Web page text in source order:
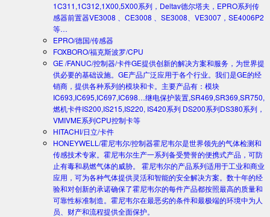
1C311,1C312,1X00,5X00系列，Deltav德尔塔夫，EPRO系列传
感器前置器VE3008 、CE3008 、SE3008、VE3007，SE4006P2
等…
EPRO/德国/传感器
FOXBORO/福克斯波罗/CPU
GE /FANUC/控制器/卡件GE提供创新的解决方案和服务，为世界提
供必要的基础设施。GE产品广泛应用于各个行业。我们是GE的经
销商，提供各种系列的模块和卡。主要产品有：模块
IC693,IC695,IC697,IC698…继电保护装置,SR469,SR369,SR750,
燃机卡件IS200,IS215,IS220, IS420系列 DS200系列DS380系列，
VMIVME系列CPU控制卡等
HITACHI/日立/卡件
HONEYWELL/霍尼韦尔/控制器霍尼韦尔是世界领先的气体检测和
传感技术专家。霍尼韦尔生产一系列备受赞誉的便携式产品，可防
止有毒和易燃气体的威胁。 霍尼韦尔的产品系列适用于工业和商业
应用，可为各种气体提供灵活和智能的安全解决方案。数十年的经
验和对创新的承诺确保了霍尼韦尔的每件产品都按照最高的质量和
可靠性标准制造。霍尼韦尔在最恶劣的条件和最极端的环境中为人
员、财产和流程提供全面保护。